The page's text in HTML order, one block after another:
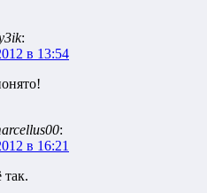
:
в 13:54
:
в 16:21
так.